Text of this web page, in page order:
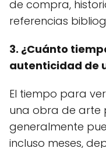
de compra,
referencias
3. ¿Cuánto
autenticidad de
El tiempo para
una obra de arte
generalmente
incluso meses,